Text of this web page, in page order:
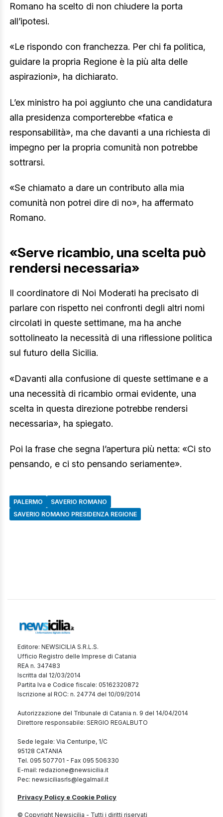
Romano ha scelto di non chiudere la porta
all’ipotesi.
«Le rispondo con franchezza. Per chi fa politica,
guidare la propria Regione è la più alta delle
aspirazioni», ha dichiarato.
L’ex ministro ha poi aggiunto che una candidatura
alla presidenza comporterebbe «fatica e
responsabilità», ma che davanti a una richiesta di
impegno per la propria comunità non potrebbe
sottrarsi.
«Se chiamato a dare un contributo alla mia
comunità non potrei dire di no», ha affermato
Romano.
«Serve ricambio, una scelta può
rendersi necessaria»
Il coordinatore di Noi Moderati ha precisato di
parlare con rispetto nei confronti degli altri nomi
circolati in queste settimane, ma ha anche
sottolineato la necessità di una riflessione politica
sul futuro della Sicilia.
«Davanti alla confusione di queste settimane e a
una necessità di ricambio ormai evidente, una
scelta in questa direzione potrebbe rendersi
necessaria», ha spiegato.
Poi la frase che segna l’apertura più netta: «Ci sto
pensando, e ci sto pensando seriamente».
PALERMO
SAVERIO ROMANO
SAVERIO ROMANO PRESIDENZA REGIONE
Editore: NEWSICILIA S.R.L.S.
Ufficio Registro delle Imprese di Catania
REA n. 347483
Iscritta dal 12/03/2014
Partita Iva e Codice fiscale: 05162320872
Iscrizione al ROC: n. 24774 del 10/09/2014
Autorizzazione del Tribunale di Catania n. 9 del 14/04/2014
Direttore responsabile: SERGIO REGALBUTO
Sede legale: Via Centuripe, 1/C
95128 CATANIA
Tel. 095 507701 - Fax 095 506330
E-mail: redazione@newsicilia.it
Pec: newsiciliasrls@legalmail.it
Privacy Policy e Cookie Policy
© Copyright Newsicilia - Tutti i diritti riservati